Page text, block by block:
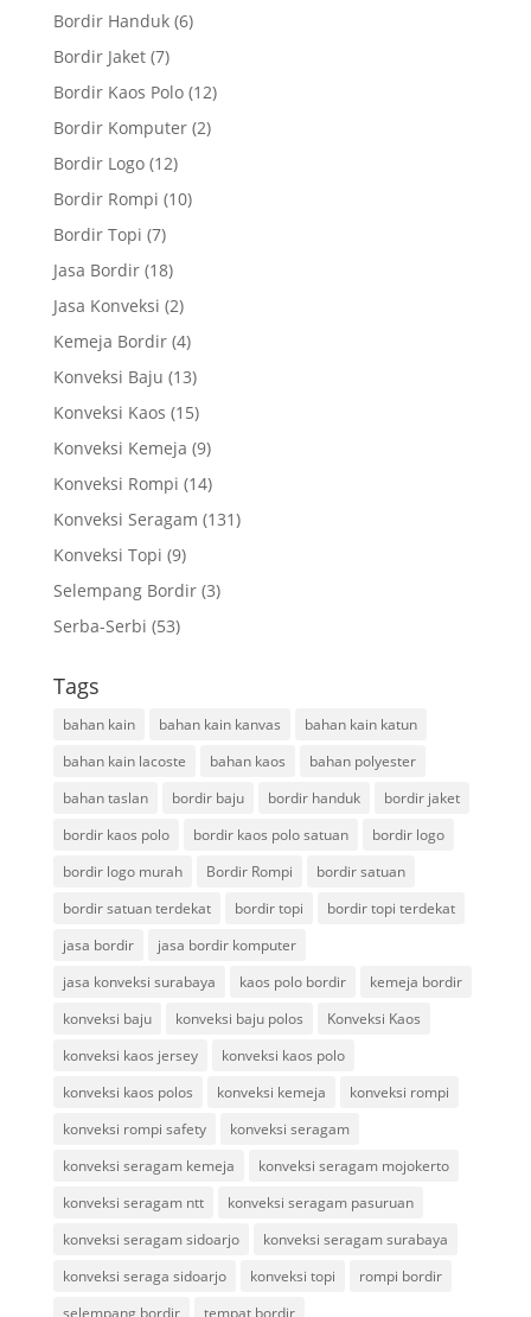
Bordir Handuk(6)
Bordir Jaket(7)
Bordir Kaos Polo(12)
Bordir Komputer(2)
Bordir Logo(12)
Bordir Rompi (10)
Bordir Topi (7)
Jasa Bordir(18)
Jasa Konveksi (2)
Kemeja Bordir(4)
Konveksi Baju (13)
Konveksi Kaos (15)
Konveksi Kemeja (9)
Konveksi Rompi (14)
Konveksi Seragam (131)
Konveksi Topi (9)
Selempang Bordir(3)
Serba-Serbi (53)
Tags
bahan kain bahan kain kanvas
bahan kain katun
bahan kain lacoste
bahan kaos
bahan polyester
bahan taslan
bordir baju bordir handuk
bordir jaket
bordir kaos polo
bordir kaos polo satuan
bordir logo
bordir logo murah
Bordir Rompi
bordir satuan
bordir satuan terdekat
bordir topi
bordir topi terdekat
jasa bordir
jasa bordir komputer
jasa konveksi surabaya
kaos polo bordir
kemeja bordir
konveksi baju
konveksi baju polos
Konveksi Kaos
konveksi kaos jersey
konveksi kaos polo
konveksi kaos polos
konveksi kemeja
konveksi rompi
konveksi rompi safety
konveksi seragam
konveksi seragam kemeja
konveksi seragam mojokerto
konveksi seragam ntt
konveksi seragam pasuruan
konveksi seragam sidoarjo
konveksi seragam surabaya
konveksi seraga sidoarjo
konveksi topi
rompi bordir
selempang bordir
tempat bordir